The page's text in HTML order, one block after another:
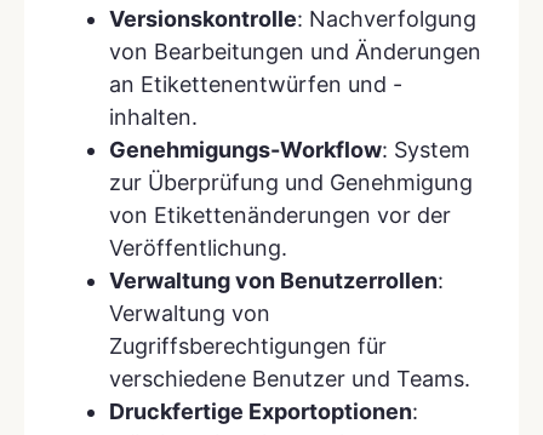
Versionskontrolle: Nachverfolgung
von Bearbeitungen und Änderungen
an Etikettenentwürfen und -
inhalten.
Genehmigungs-Workflow: System
zur Überprüfung und Genehmigung
von Etikettenänderungen vor der
Veröffentlichung.
Verwaltung von Benutzerrollen:
Verwaltung von
Zugriffsberechtigungen für
verschiedene Benutzer und Teams.
Druckfertige Exportoptionen: